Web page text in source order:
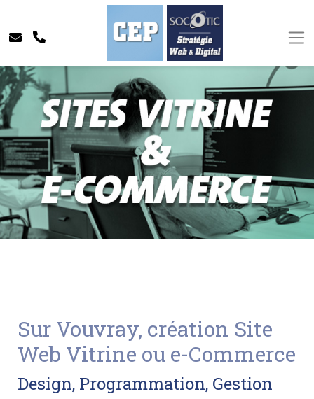
Sur Vouvray, création Site
Web Vitrine ou e-Commerce
Design, Programmation, Gestion